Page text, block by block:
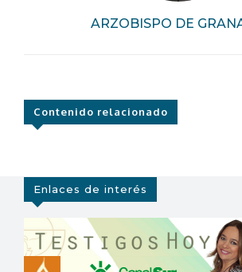
ARZOBISPO DE
Contenido relacionado
Enlaces de interés